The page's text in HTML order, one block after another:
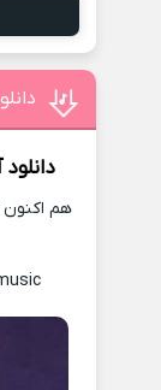
هم اکنون